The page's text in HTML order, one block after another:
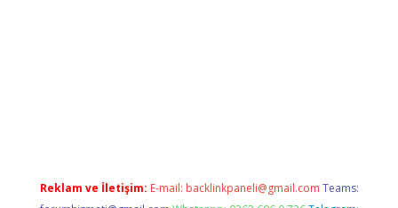
Reklam ve İletişim: E-mail: backlinkpaneli@gmail.com Teams: